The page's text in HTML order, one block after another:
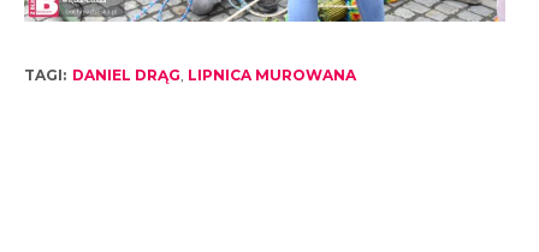
TAGI: DANIEL DRĄG LIPNICA MUROWANA